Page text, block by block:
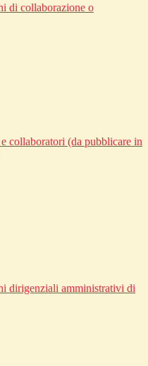
di collaborazione o
collaboratori (da pubblicare in
dirigenziali amministrativi di